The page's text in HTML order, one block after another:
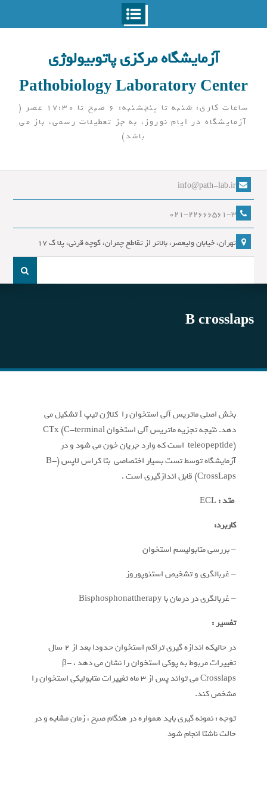
آزمایشگاه مرکزی پاتوبیولوژی
Pathobiology Laboratory Center
ساعات کاری: شنبه تا پنجشنبه: 6 صبح تا 17:30 عصر (
آزمایشگاه در ایام نوروز، به جز تعطیلات رسمی، باز می
باشد)
info@path-lab.ir
021-22666561-3
تهران، خیابان ولیعصر، بالاتر از تقاطع چمران، کوچه قرنی، پلا ک 17
جست
B crosslaps
بخش اصلی ماتریس آلی استخوان را کلاژن تیپ I تشکیل می
دهد. نتیجه تجزیه ماتریس آلی استخوان CTx (C-terminal
teleopeptide) است که وارد جریان خون می شود و در
آزمایشگاه توسط تست بسیار اختصاصی بتا کراس لاپس (B-
CrossLaps) قابل اندازگیری است .
متد :ECL
کاربرد:
– بررسی متابوليسم استخوان
– غربالگری و تشخيص استئوپوروز
– غربالگری در درمان با Bisphosphonattherapy
تفسیر :
در حالیکه اندازه گیری تراکم استخوان حدودا بعد از ۲ سال
تغییرات مربوط به پوکی استخوان را نشان می دهد ، β-
Crosslaps می تواند پس از ۳ ماه تغییرات متابولیکی استخوان را
مشخص کند.
توجه : نمونه گیری باید همواره در هنگام صبح ، زمان مشابه و در
حالت ناشتا انجام شود